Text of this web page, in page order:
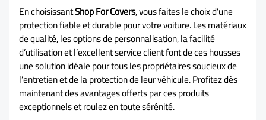
En choisissantShop For Covers, vous faites le choix d’une
protection fiable et durable pour votre voiture. Les matériaux
de qualité, les options de personnalisation, la facilité
d’utilisation et l’excellent service client font de ces housses
une solution idéale pour tous les propriétaires soucieux de
l’entretien et de la protection de leur véhicule. Profitez dès
maintenant des avantages offerts par ces produits
exceptionnels et roulez en toute sérénité.